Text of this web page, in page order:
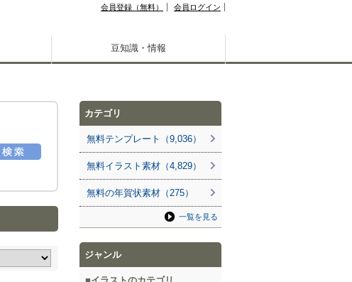
会員登録（無料） 会員ログイン
豆知識・情報
カテゴリ
無料テンプレート（9,036）
無料イラスト素材（4,829）
無料の年賀状素材（275）
一覧を見る
ジャンル